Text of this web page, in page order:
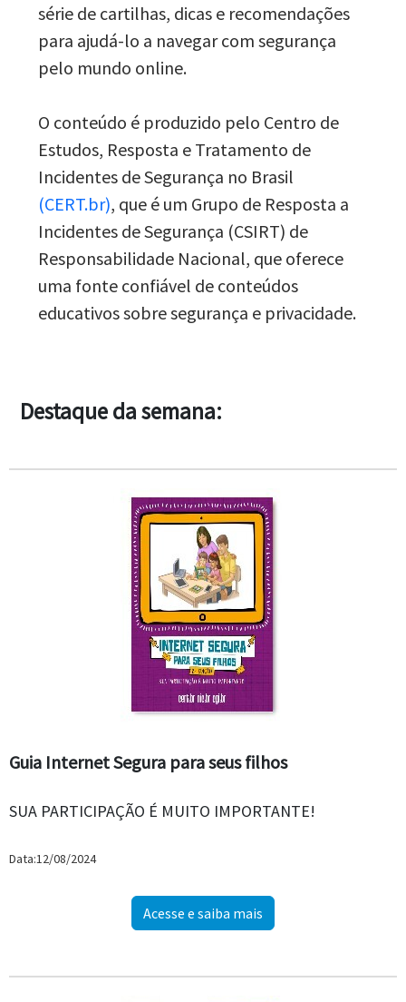
série de cartilhas, dicas e recomendações
para ajudá-lo a navegar com segurança
pelo mundo online.
O conteúdo é produzido pelo Centro de
Estudos, Resposta e Tratamento de
Incidentes de Segurança no Brasil
(CERT.br), que é um Grupo de Resposta a
Incidentes de Segurança (CSIRT) de
Responsabilidade Nacional, que oferece
uma fonte confiável de conteúdos
educativos sobre segurança e privacidade.
Destaque da semana:
Guia Internet Segura para seus filhos
SUA PARTICIPAÇÃO É MUITO IMPORTANTE!
Data:12/08/2024
Acesse e saiba mais